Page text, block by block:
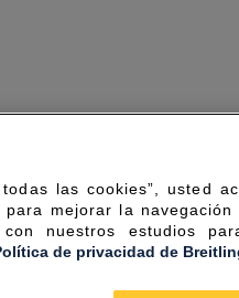
las cookies”, usted
mejorar la
nuestros estudios
de privacidad de